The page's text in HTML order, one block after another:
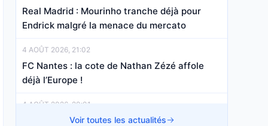
Real Madrid : Mourinho tranche déjà pour
Endrick malgré la menace du mercato
4 AOÛT 2026, 21:02
FC Nantes : la cote de Nathan Zézé affole
déjà l’Europe !
4 AOÛT 2026, 20:01
Real Madrid : le transfert à 120 M€ enfin
Voir toutes les actualités